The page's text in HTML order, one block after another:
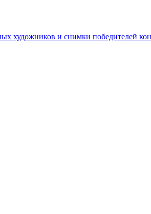
художников и снимки победителей